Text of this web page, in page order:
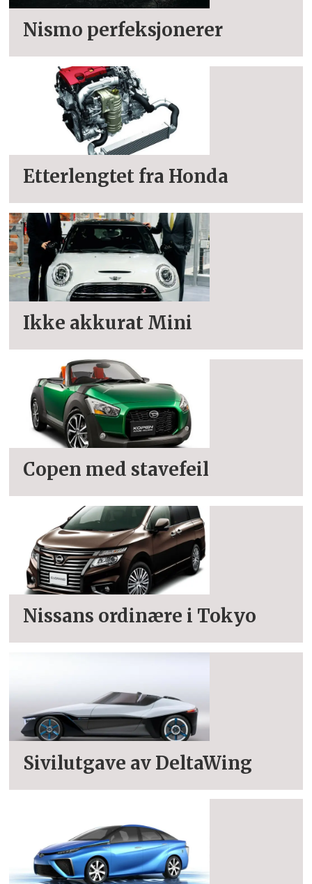
Nismo perfeksjonerer
Etterlengtet fra Honda
Ikke akkurat Mini
Copen med stavefeil
Nissans ordinære i Tokyo
Sivilutgave av DeltaWing